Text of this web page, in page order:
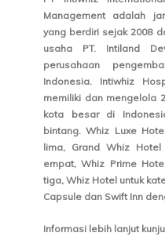
Management adalah
yang berdiri sejak 2008
usaha PT. Intiland
perusahaan
Indonesia. Intiwhiz
memiliki dan mengelola
kota besar di
bintang. Whiz Luxe
lima, Grand Whiz
empat, Whiz Prime
tiga, Whiz Hotel untuk
Capsule dan Swift Inn
Informasi lebih lanjut